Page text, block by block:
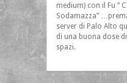
medium) con il Fu ”
Sodamazza”
server di Palo Alto
di una buona dose
spazi.